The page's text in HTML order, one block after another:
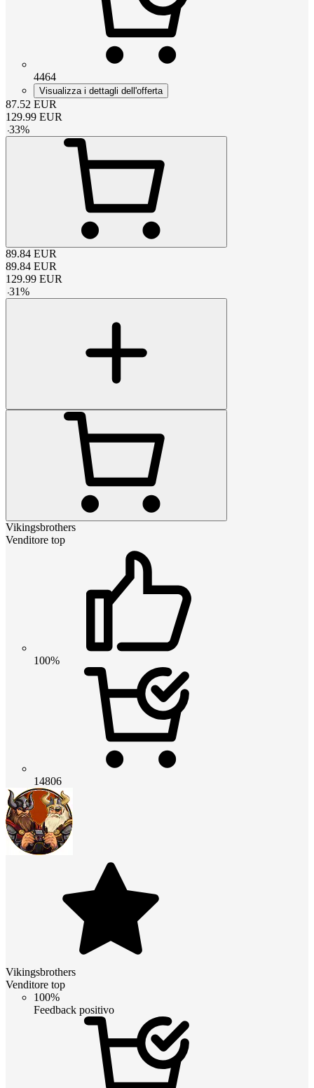
4464
Visualizza i dettagli dell'offerta
87.52 EUR
129.99 EUR
-33%
89.84 EUR
89.84 EUR
129.99 EUR
-31%
Vikingsbrothers
Venditore top
100%
14806
Vikingsbrothers
Venditore top
100%
Feedback positivo